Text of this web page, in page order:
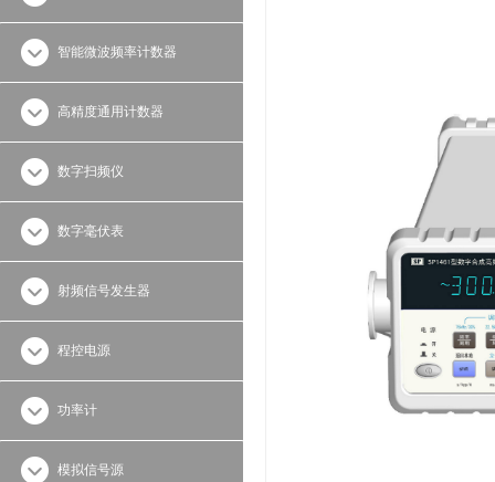
智能微波频率计数器
高精度通用计数器
数字扫频仪
数字毫伏表
射频信号发生器
程控电源
功率计
模拟信号源